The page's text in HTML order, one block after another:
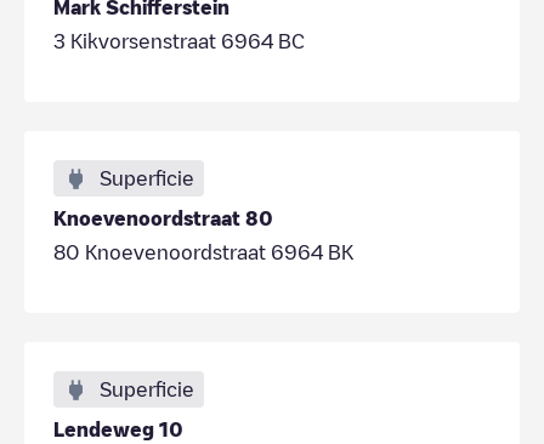
Mark Schifferstein
3 Kikvorsenstraat 6964 BC
Superficie
Knoevenoordstraat 80
80 Knoevenoordstraat 6964 BK
Superficie
Lendeweg 10